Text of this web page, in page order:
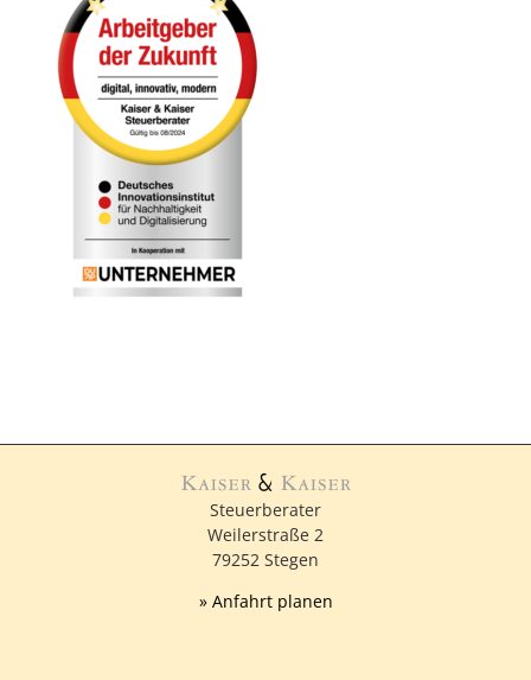
Steuerberater
Weilerstraße 2
79252 Stegen
» Anfahrt planen